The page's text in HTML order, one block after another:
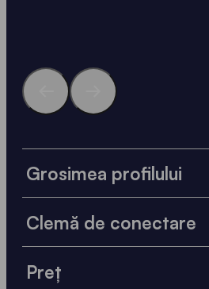
Grosimea profilului
Clemă de conectare
Preț